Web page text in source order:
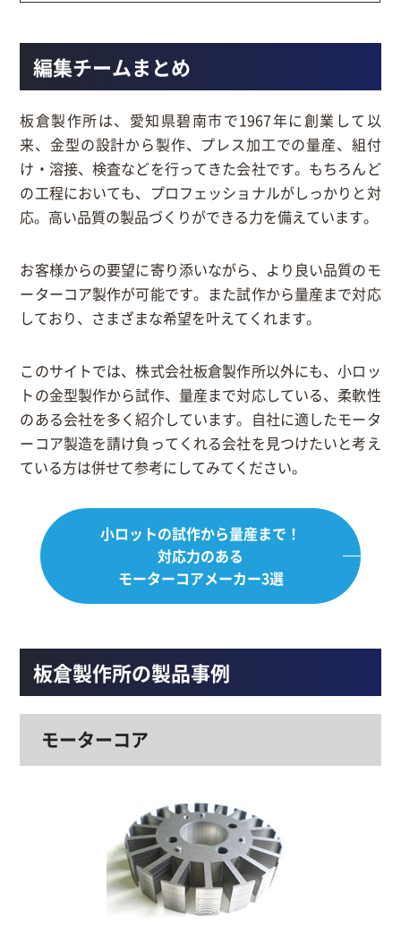
編集チームまとめ
板倉製作所は、愛知県碧南市で1967年に創業して以
来、金型の設計から製作、プレス加工での量産、組付
け・溶接、検査などを行ってきた会社です。もちろんど
の工程においても、プロフェッショナルがしっかりと対
応。高い品質の製品づくりができる力を備えています。
お客様からの要望に寄り添いながら、より良い品質のモ
ーターコア製作が可能です。また試作から量産まで対応
しており、さまざまな希望を叶えてくれます。
このサイトでは、株式会社板倉製作所以外にも、小ロッ
トの金型製作から試作、量産まで対応している、柔軟性
のある会社を多く紹介しています。自社に適したモータ
ーコア製造を請け負ってくれる会社を見つけたいと考え
ている方は併せて参考にしてみてください。
小ロットの試作から量産まで！
対応力のある
モーターコアメーカー3選
板倉製作所の製品事例
モーターコア